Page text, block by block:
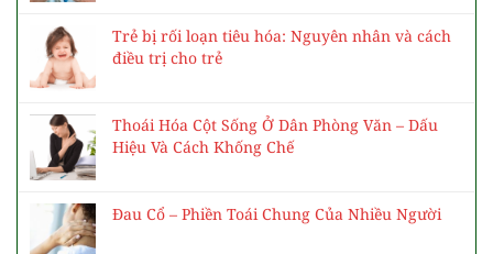
Trẻ bị rối loạn tiêu hóa: Nguyên nhân và cách
điều trị cho trẻ
Thoái Hóa Cột Sống Ở Dân Phòng Văn – Dấu
Hiệu Và Cách Khống Chế
Đau Cổ – Phiền Toái Chung Của Nhiều Người